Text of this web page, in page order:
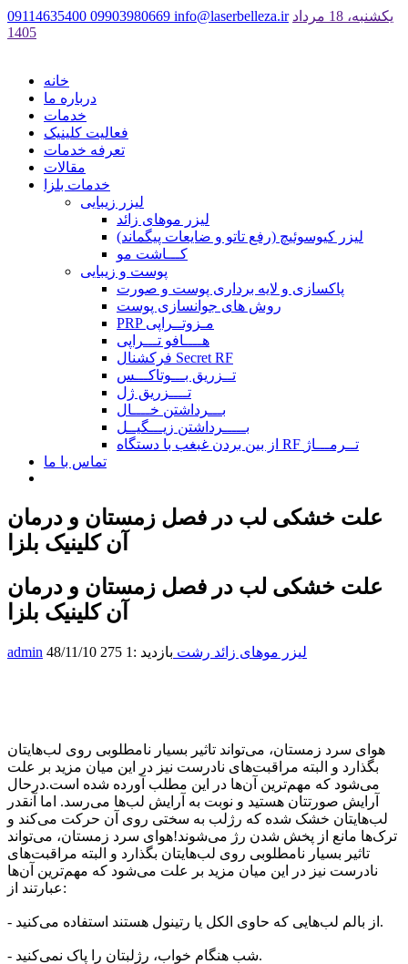
09114635400 09903980669 info@laserbelleza.ir یکشنبه، 18 مرداد
1405
خانه
درباره ما
خدمات
فعالیت کلینیک
تعرفه خدمات
مقالات
خدمات بلزا
لیزر زیبایی
لیزر موهای زائد
لیزر کیوسوئیچ (رفع تاتو و ضایعات پیگماند)
کـــاشت مو
پوست و زیبایی
پاکسازی و لایه برداری پوست و صورت
روش های جوانسازی پوست
PRP مـزوتــراپی
هــــافو تـــراپی
فرکشنال Secret RF
تــزریق بـــوتاکـــس
تــــزریق ژل
بـــرداشتن خــــال
بـــــرداشتن زیـــگیــل
از بین بردن غبغب با دستگاه RF تــرمـــاژ
تماس با ما
علت خشکی لب در فصل زمستان و درمان
آن کلینیک بلزا
علت خشکی لب در فصل زمستان و درمان
آن کلینیک بلزا
admin 48/11/10 لیزر موهای زائد رشت بازدید :1 275
هوای سرد زمستان، می‌تواند تاثیر بسیار نامطلوبی روی لب‌هایتان
بگذارد و البته مراقبت‌های نادرست نیز در این میان مزید بر علت
می‌شود که مهم‌ترین آن‌ها در این مطلب آورده شده است.درحال
آرایش صورتتان هستید و نوبت به آرایش لب‌ها می‌رسد. اما آنقدر
لب‌هایتان خشک شده که رژلب به سختی روی آن حرکت می‌کند و
ترک‌ها مانع از پخش شدن رژ می‌شوند!هوای سرد زمستان، می‌تواند
تاثیر بسیار نامطلوبی روی لب‌هایتان بگذارد و البته مراقبت‌های
نادرست نیز در این میان مزید بر علت می‌شود که مهم‌ترین آن‌ها
عبارتند از:
- از بالم لب‌هایی که حاوی الکل یا رتینول هستند استفاده می‌کنید.
- شب هنگام خواب، رژلبتان را پاک نمی‌کنید.